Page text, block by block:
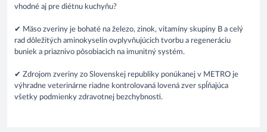
vhodné aj pre diétnu kuchyňu?
✔ Mäso zveriny je bohaté na železo, zinok, vitamíny skupiny B a celý
rad dôležitých aminokyselín ovplyvňujúcich tvorbu a regeneráciu
buniek a priaznivo pôsobiacich na imunitný systém.
✔ Zdrojom zveriny zo Slovenskej republiky ponúkanej v METRO je
výhradne veterinárne riadne kontrolovaná lovená zver spĺňajúca
všetky podmienky zdravotnej bezchybnosti.